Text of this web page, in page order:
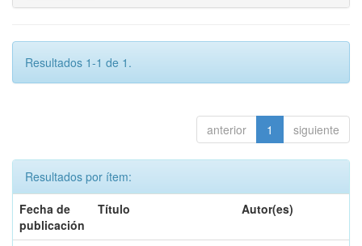
Resultados 1-1 de 1.
anterior 1 siguiente
Resultados por ítem:
Fecha de
publicación
Título Autor(es)